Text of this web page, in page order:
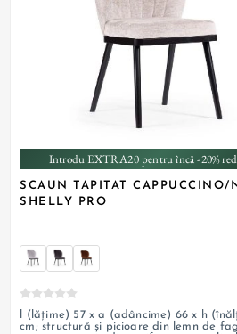
Introdu EXTRA20 pentru încă -20%
SCAUN TAPITAT CAPPUCCINO/
SHELLY PRO
l (lățime) 57 x a (adâncime) 66 x h
cm; structură și picioare din lemn de